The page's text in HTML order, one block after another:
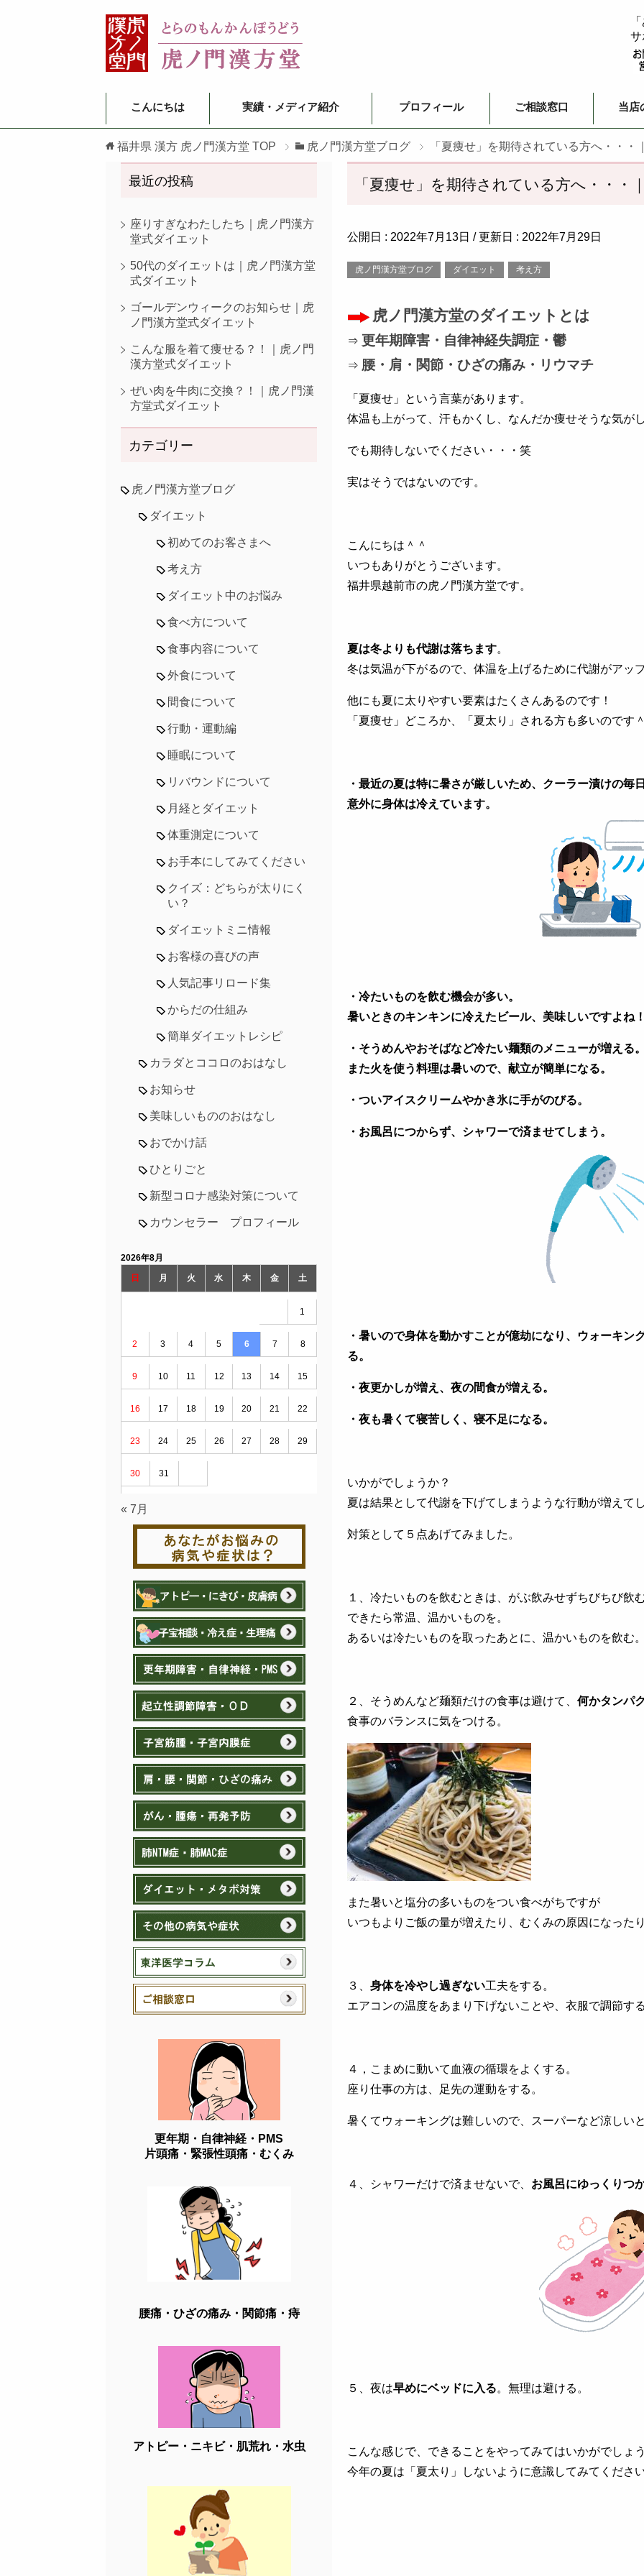
サ
こんにちは 実績・メディア紹介 プロフィール ご相談窓口 当店
福井県 漢方 虎ノ門漢方堂 TOP 虎ノ門漢方堂ブログ 「夏痩せ」を期待されている方へ・・
「夏痩せ」を期待されている方へ・・・
公開日 : 2022年7月13日 / 更新日 : 2022年7月29日
虎ノ門漢方堂ブログ ダイエット 考え方
虎ノ門漢方堂のダイエットとは
⇒ 更年期障害・自律神経失調症・鬱
⇒ 腰・肩・関節・ひざの痛み・リウマチ
「夏痩せ」という言葉があります。
体温も上がって、汗もかくし、なんだか痩せそうな気が
でも期待しないでください・・・笑
実はそうではないのです。
こんにちは＾＾
いつもありがとうございます。
福井県越前市の虎ノ門漢方堂です。
夏は冬よりも代謝は落ちます。
冬は気温が下がるので、体温を上げるために代謝がアッ
他にも夏に太りやすい要素はたくさんあるのです！
「夏痩せ」どころか、「夏太り」される方も多いのです
・最近の夏は特に暑さが厳しいため、クーラー漬けの毎
意外に身体は冷えています。
・冷たいものを飲む機会が多い。
暑いときのキンキンに冷えたビール、美味しいですよね
・そうめんやおそばなど冷たい麺類のメニューが増える
また火を使う料理は暑いので、献立が簡単になる。
・ついアイスクリームやかき氷に手がのびる。
・お風呂につからず、シャワーで済ませてしまう。
・暑いので身体を動かすことが億劫になり、ウォーキン
る。
・夜更かしが増え、夜の間食が増える。
・夜も暑くて寝苦しく、寝不足になる。
いかがでしょうか？
夏は結果として代謝を下げてしまうような行動が増えて
対策として５点あげてみました。
１、冷たいものを飲むときは、がぶ飲みせずちびちび飲
できたら常温、温かいものを。
あるいは冷たいものを取ったあとに、温かいものを飲む
２、そうめんなど麺類だけの食事は避けて、 何かタンパ
食事のバランスに気をつける。
また暑いと塩分の多いものをつい食べがちですが
いつもよりご飯の量が増えたり、むくみの原因になった
３、 身体を冷やし過ぎない工夫をする。
エアコンの温度をあまり下げないことや、衣服で調節す
４，こまめに動いて血液の循環をよくする。
座り仕事の方は、足先の運動をする。
暑くてウォーキングは難しいので、スーパーなど涼しい
４、シャワーだけで済ませないで、 お風呂にゆっくりつ
５、夜は早めにベッドに入る。無理は避ける。
こんな感じで、できることをやってみてはいかがでしょ
今年の夏は「夏太り」しないように意識してみてくださ
最近の投稿
座りすぎなわたしたち｜虎ノ門漢方
堂式ダイエット
50代のダイエットは｜虎ノ門漢方堂
式ダイエット
ゴールデンウィークのお知らせ｜虎
ノ門漢方堂式ダイエット
こんな服を着て痩せる？！｜虎ノ門
漢方堂式ダイエット
ぜい肉を牛肉に交換？！｜虎ノ門漢
方堂式ダイエット
カテゴリー
虎ノ門漢方堂ブログ
ダイエット
初めてのお客さまへ
考え方
ダイエット中のお悩み
食べ方について
食事内容について
外食について
間食について
行動・運動編
睡眠について
リバウンドについて
月経とダイエット
体重測定について
お手本にしてみてください
クイズ：どちらが太りにく
い？
ダイエットミニ情報
お客様の喜びの声
人気記事リロード集
からだの仕組み
簡単ダイエットレシピ
カラダとココロのおはなし
お知らせ
美味しいもののおはなし
おでかけ話
ひとりごと
新型コロナ感染対策について
カウンセラー プロフィール
2026年8月
日
月 火 水 木 金 土
1
2 3 4 5 6 7 8
9 10 11 12 13 14 15
16 17 18 19 20 21 22
23 24 25 26 27 28 29
30 31
« 7月
更年期・自律神経・PMS
片頭痛・緊張性頭痛・むくみ
腰痛・ひざの痛み・関節痛・痔
アトピー・ニキビ・肌荒れ・水虫